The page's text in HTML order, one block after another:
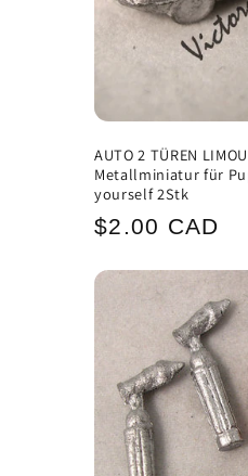
AUTO 2 TÜREN
Metallminiatur für
yourself 2Stk
Normaler
$2.00 CAD